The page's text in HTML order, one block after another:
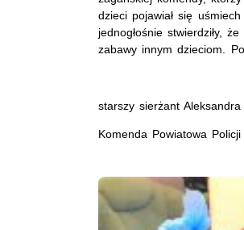
dzieci pojawiał się
jednogłośnie stwierdziły,
zabawy innym dzieciom.
starszy sierżant
Komenda Powiatowa